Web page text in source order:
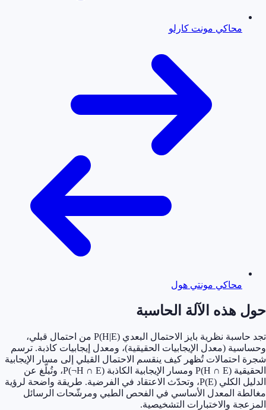
محاكي مونت كارلو
محاكي مونتي هول
هذه الآلة الحاسبة
تجد حاسبة نظرية بايز الاحتمال البعدي P(H|E) من احتمال قبلي،
(معدل الإيجابيات الحقيقية)، ومعدل إيجابيات كاذبة. ترسم
تُظهر كيف ينقسم الاحتمال القبلي إلى مسار الإيجابية
الحقيقية P(H ∩ E) ومسار الإيجابية الكاذبة P(¬H ∩ E)، وتُبلّغ عن
الدليل الكلي P(E)، وتحدّث الاعتقاد في الفرضية. طريقة واضحة لرؤية
المعدل الأساسي في الفحص الطبي ومرشّحات الرسائل
والاختبارات التشخيصية.